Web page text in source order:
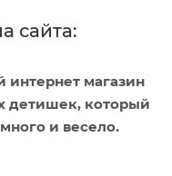
сайта:
магазин
детишек, который
и весело.